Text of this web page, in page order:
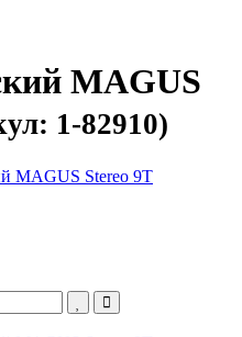
MAGUS
1-82910)